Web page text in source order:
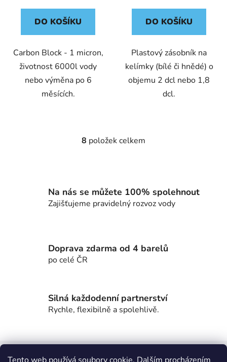
DO KOŠÍKU
Carbon Block - 1 micron,
životnost 6000l vody
nebo výměna po 6
měsících.
DO KOŠÍKU
Plastový zásobník na
kelímky (bílé či hnědé) o
objemu 2 dcl nebo 1,8
dcl.
O
d
a
r
v
ý
p
s
u
8 položek celkem
Na nás se můžete 100% spolehnout
Zajišťujeme pravidelný rozvoz vody
Doprava zdarma od 4 barelů
po celé ČR
Silná každodenní partnerství
Rychle, flexibilně a spolehlivě.
Z